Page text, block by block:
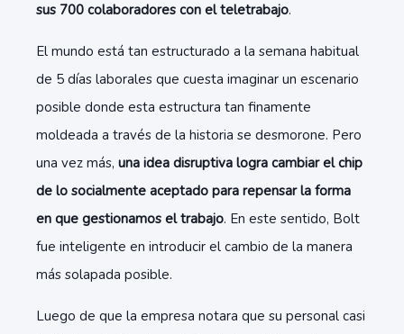
sus 700 colaboradores con el teletrabajo.
El mundo está tan estructurado a la semana habitual
de 5 días laborales que cuesta imaginar un escenario
posible donde esta estructura tan finamente
moldeada a través de la historia se desmorone. Pero
una vez más, una idea disruptiva logra cambiar el chip
de lo socialmente aceptado para repensar la forma
en que gestionamos el trabajo. En este sentido, Bolt
fue inteligente en introducir el cambio de la manera
más solapada posible.
Luego de que la empresa notara que su personal casi